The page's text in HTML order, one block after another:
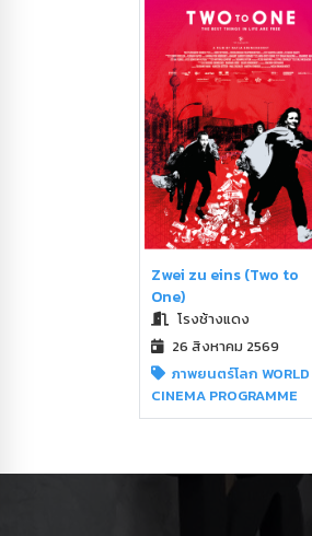
Zwei zu eins (Two to
One)
โรงช้างแดง
26 สิงหาคม 2569
ภาพยนตร์โลก WORLD
CINEMA PROGRAMME